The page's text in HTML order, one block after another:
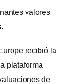
valores
recibió la
plataforma
de